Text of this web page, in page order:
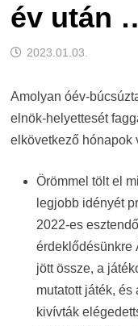
év után
2023.01.03.
Amolyan óév-
elnök-helyettesét
elkövetkező hónapok
Örömmel tölt el
legjobb idényét
2022-es
érdeklődésünkre
jött össze, a
mutatott játék,
kivívták